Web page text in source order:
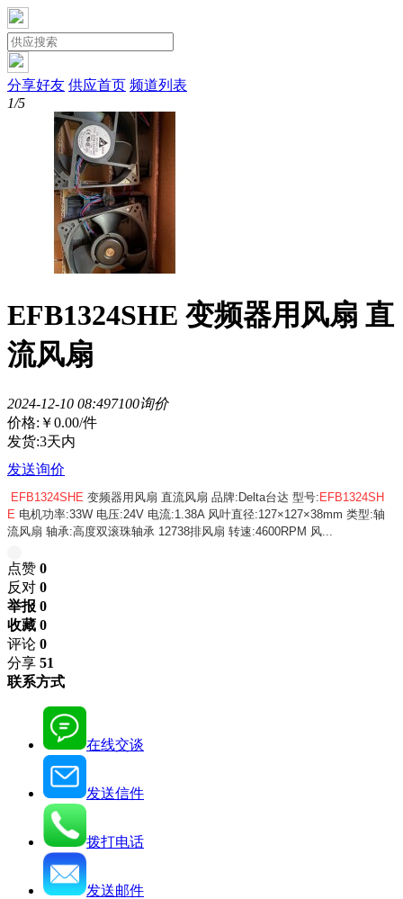
分享好友 供应首页 频道列表
1/5
EFB1324SHE 变频器用风扇 直
流风扇
2024-12-10 08:497100询价
价格: ￥0.00/件
发货:3天内
发送询价
EFB1324SHE 变频器用风扇 直流风扇 品牌:Delta台达 型号: EFB1324SH
E 电机功率:33W 电压:24V 电流:1.38A 风叶直径:127×127×38mm 类型:轴
流风扇 轴承:高度双滚珠轴承 12738排风扇 转速:4600RPM 风...
点赞 0
反对 0
举报 0
收藏 0
评论 0
分享 51
联系方式
在线交谈
发送信件
拨打电话
发送邮件